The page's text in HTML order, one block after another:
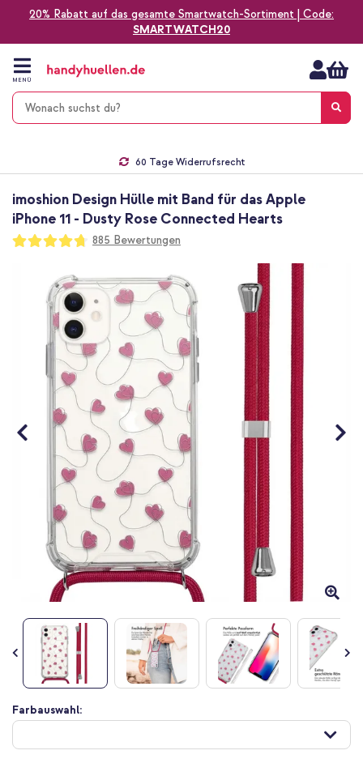
20% Rabatt auf das gesamte Smartwatch-Sortiment | Code:
SMARTWATCH20
Zum
Inhalt
springen
MENÜ
60 Tage Widerrufsrecht
imoshion Design Hülle mit Band für das Apple
iPhone 11 - Dusty Rose Connected Hearts
Bewertung:
94
100
885 Bewertungen
Bildgalerie
springen
Zum
Anfang
Bildgalerie
Farbauswahl: